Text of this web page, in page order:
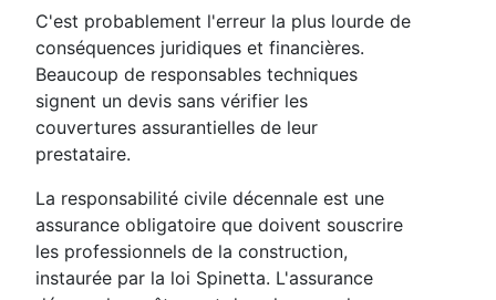
C'est probablement l'erreur la plus lourde de
conséquences juridiques et financières.
Beaucoup de responsables techniques
signent un devis sans vérifier les
couvertures assurantielles de leur
prestataire.
La responsabilité civile décennale est une
assurance obligatoire que doivent souscrire
les professionnels de la construction,
instaurée par la loi Spinetta. L'assurance